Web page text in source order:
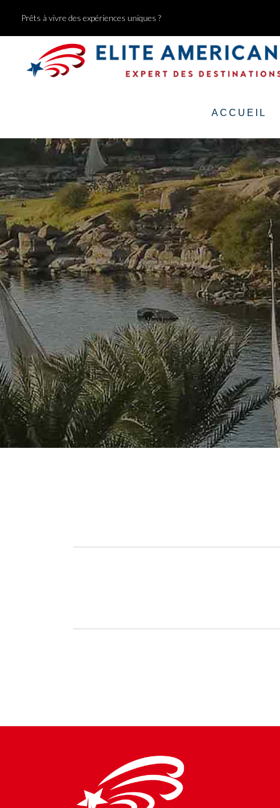
Prêts à vivre des expériences uniques ?
ACCUEIL